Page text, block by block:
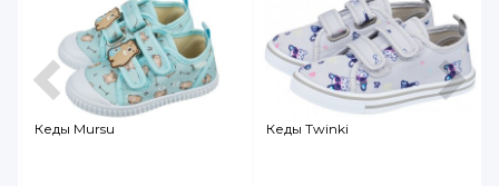
Кеды Mursu Кеды Twinki